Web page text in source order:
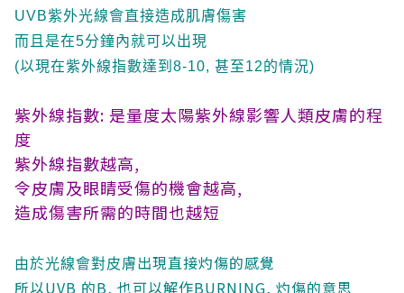
UVB紫外光線會直接造成肌膚傷害
而且是在5分鐘內就可以出現
(以現在紫外線指數達到8-10, 甚至12的情況)
紫外線指數: 是量度太陽紫外線影響人類皮膚的程
度
紫外線指數越高,
令皮膚及眼睛受傷的機會越高,
造成傷害所需的時間也越短
由於光線會對皮膚出現直接灼傷的感覺
所以UVB 的B, 也可以解作BURNING, 灼傷的意思